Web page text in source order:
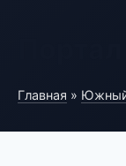
Главная » Южный